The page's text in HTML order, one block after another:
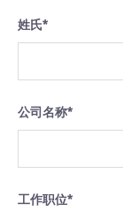
姓氏*
公司名称*
工作职位*